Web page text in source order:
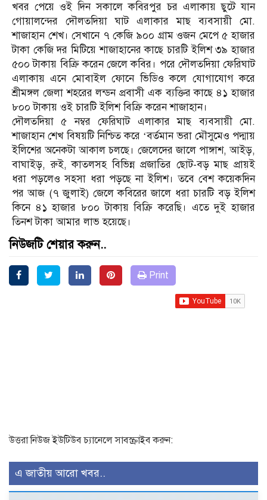
খবর পেয়ে ওই দিন সকালে কবিরপুর চর এলাকায় ছুটে যান
গোয়ালন্দের দৌলতদিয়া ঘাট এলাকার মাছ ব্যবসায়ী মো.
শাজাহান শেখ। সেখানে ৭ কেজি ৯০০ গ্রাম ওজন মেপে ৫ হাজার
টাকা কেজি দর মিটিয়ে শাজাহানের কাছে চারটি ইলিশ ৩৯ হাজার
৫০০ টাকায় বিক্রি করেন জেলে কবির। পরে দৌলতদিয়া ফেরিঘাট
এলাকায় এনে মোবাইল ফোনে ভিডিও কলে যোগাযোগ করে
শ্রীমঙ্গল জেলা শহরের লন্ডন প্রবাসী এক ব্যক্তির কাছে ৪১ হাজার
৮০০ টাকায় ওই চারটি ইলিশ বিক্রি করেন শাজাহান।
দৌলতদিয়া ৫ নম্বর ফেরিঘাট এলাকার মাছ ব্যবসায়ী মো.
শাজাহান শেখ বিষয়টি নিশ্চিত করে ‘বর্তমান ভরা মৌসুমেও পদ্মায়
ইলিশের অনেকটা আকাল চলছে। জেলেদের জালে পাঙ্গাশ, আইড়,
বাঘাইড়, রুই, কাতলসহ বিভিন্ন প্রজাতির ছোট-বড় মাছ প্রায়ই
ধরা পড়লেও সহসা ধরা পড়ছে না ইলিশ। তবে বেশ কয়েকদিন
পর আজ (৭ জুলাই) জেলে কবিরের জালে ধরা চারটি বড় ইলিশ
কিনে ৪১ হাজার ৮০০ টাকায় বিক্রি করেছি। এতে দুই হাজার
তিনশ টাকা আমার লাভ হয়েছে।
নিউজটি শেয়ার করুন..
Print
উত্তরা নিউজ ইউটিউব চ্যানেলে সাবস্ক্রাইব করুন:
এ জাতীয় আরো খবর..